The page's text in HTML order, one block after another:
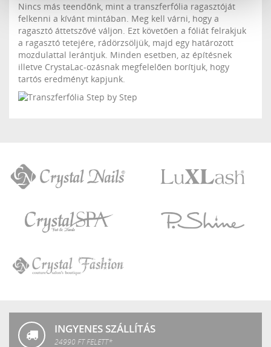
Nincs más teendőnk, mint a transzferfólia ragasztóját
felkenni a kívánt mintában. Meg kell várni, hogy a
ragasztó áttetszővé váljon. Ezt követően a fóliát felrakjuk
a ragasztó tetejére, rádörzsöljük, majd egy határozott
mozdulattal lerántjuk. Minden esetben, az építésnek
illetve CrystaLac-ozásnak megfelelően borítjuk, hogy
tartós eredményt kapjunk.
Nails
SPA
INGYENES SZÁLLÍTÁS
24990 FT FELETT*